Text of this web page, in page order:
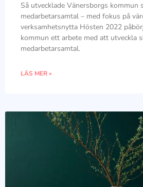
Så utvecklade Vänersborgs kommun
medarbetarsamtal – med fokus på
verksamhetsnytta Hösten 2022
kommun ett arbete med att utveckla
medarbetarsamtal.
LÄS MER »